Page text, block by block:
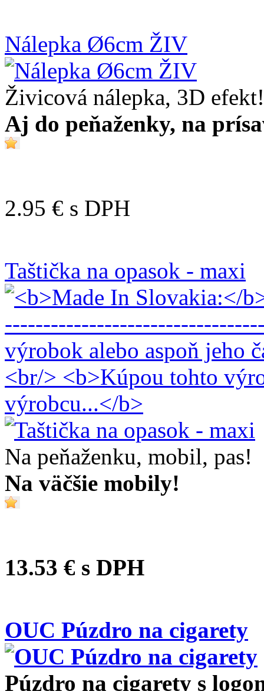
Nálepka Ø6cm ŽIV
Živicová nálepka, 3D efekt!
Aj do peňaženky, na
2.95 € s DPH
Taštička na opasok - maxi
Na peňaženku, mobil, pas!
Na väčšie mobily!
13.53 € s DPH
OUC Púzdro na cigarety
Púzdro na cigarety s